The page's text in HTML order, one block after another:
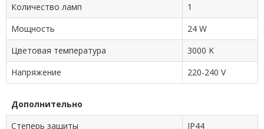
Количество ламп
1
Мощность
24 W
Цветовая температура
3000 K
Напряжение
220-240 V
Дополнительно
Степерь защиты
IP44